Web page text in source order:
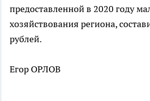
предоставленной в 2020 году
хозяйствования региона,
рублей.
Егор ОРЛОВ